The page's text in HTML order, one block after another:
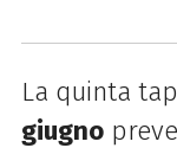
La quinta
giugno